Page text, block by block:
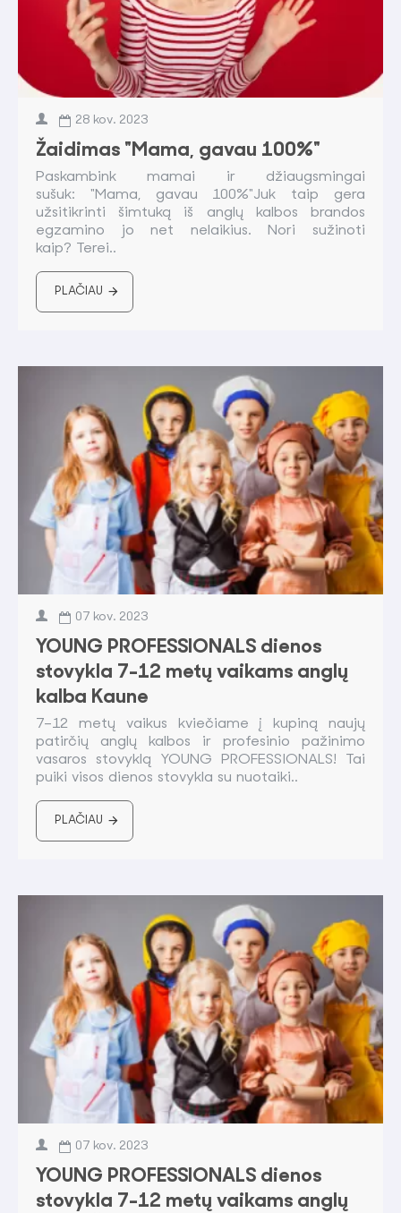
28 kov. 2023
Žaidimas "Mama, gavau 100%"
Paskambink mamai ir džiaugsmingai
sušuk: "Mama, gavau 100%"Juk taip gera
užsitikrinti šimtuką iš anglų kalbos brandos
egzamino jo net nelaikius. Nori sužinoti
kaip? Terei..
PLAČIAU
07 kov. 2023
YOUNG PROFESSIONALS dienos
stovykla 7-12 metų vaikams anglų
kalba Kaune
7–12 metų vaikus kviečiame į kupiną naujų
patirčių anglų kalbos ir profesinio pažinimo
vasaros stovyklą YOUNG PROFESSIONALS! Tai
puiki visos dienos stovykla su nuotaiki..
PLAČIAU
07 kov. 2023
YOUNG PROFESSIONALS dienos
stovykla 7-12 metų vaikams anglų